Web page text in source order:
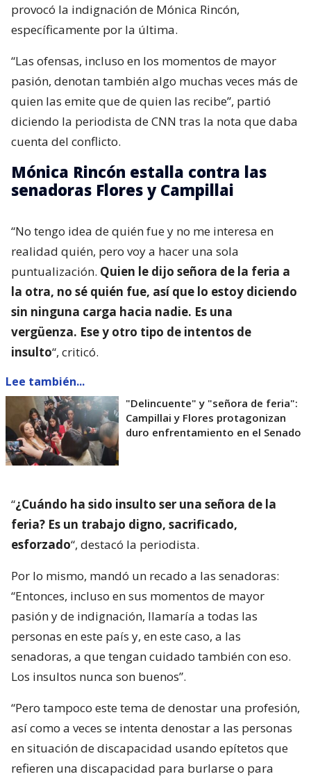
provocó la indignación de Mónica Rincón,
específicamente por la última.
“Las ofensas, incluso en los momentos de mayor
pasión, denotan también algo muchas veces más de
quien las emite que de quien las recibe”, partió
diciendo la periodista de CNN tras la nota que daba
cuenta del conflicto.
Mónica Rincón estalla contra las
senadoras Flores y Campillai
“No tengo idea de quién fue y no me interesa en
realidad quién, pero voy a hacer una sola
puntualización. Quien le dijo señora de la feria a
la otra, no sé quién fue, así que lo estoy diciendo
sin ninguna carga hacia nadie. Es una
vergüenza. Ese y otro tipo de intentos de
insulto“, criticó.
Lee también...
"Delincuente" y "señora de feria":
Campillai y Flores protagonizan
duro enfrentamiento en el Senado
“¿Cuándo ha sido insulto ser una señora de la
feria? Es un trabajo digno, sacrificado,
esforzado“, destacó la periodista.
Por lo mismo, mandó un recado a las senadoras:
“Entonces, incluso en sus momentos de mayor
pasión y de indignación, llamaría a todas las
personas en este país y, en este caso, a las
senadoras, a que tengan cuidado también con eso.
Los insultos nunca son buenos”.
“Pero tampoco este tema de denostar una profesión,
así como a veces se intenta denostar a las personas
en situación de discapacidad usando epítetos que
refieren una discapacidad para burlarse o para